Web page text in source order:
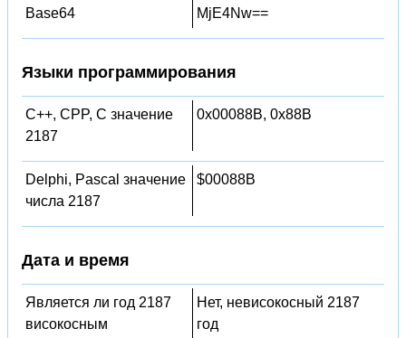
Base64 MjE4Nw==
Языки программирования
C++, CPP, C значение
2187
0x00088B, 0x88B
Delphi, Pascal значение
числа 2187
$00088B
Дата и время
Является ли год 2187
високосным
Нет, невисокосный 2187
год